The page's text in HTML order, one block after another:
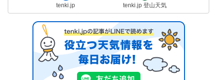
tenki.jp tenki.jp 登山天気